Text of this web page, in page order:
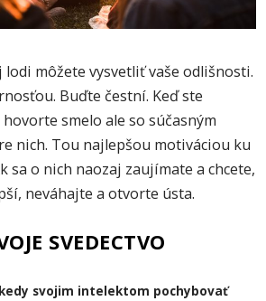
lodi môžete vysvetliť vaše odlišnosti.
Buďte čestní. Keď ste
smelo ale so súčasným
nich. Tou najlepšou motiváciou ku
sa o nich naozaj zaujímate a chcete,
neváhajte a otvorte ústa.
SVEDECTVO
svojim intelektom pochybovať